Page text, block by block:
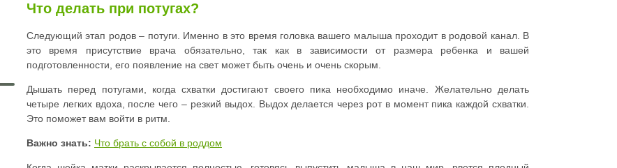
Что делать при потугах?
Следующий этап родов – потуги. Именно в это время головка вашего малыша проходит в родовой канал. В
это время присутствие врача обязательно, так как в зависимости от размера ребенка и вашей
подготовленности, его появление на свет может быть очень и очень скорым.
Дышать перед потугами, когда схватки достигают своего пика необходимо иначе. Желательно делать
четыре легких вдоха, после чего – резкий выдох. Выдох делается через рот в момент пика каждой схватки.
Это поможет вам войти в ритм.
Важно знать: Что брать с собой в роддом